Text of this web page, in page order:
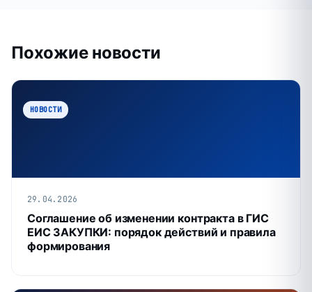
Похожие новости
НОВОСТИ
29.04.2026
Соглашение об изменении контракта в ГИС
ЕИС ЗАКУПКИ: порядок действий и правила
формирования